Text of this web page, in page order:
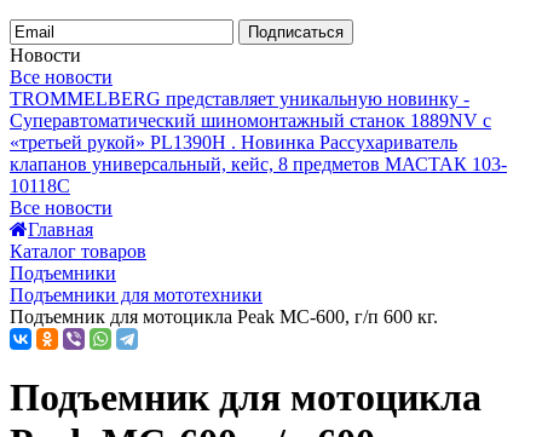
Подписаться
Новости
Все новости
TROMMELBERG представляет уникальную новинку -
Суперавтоматический шиномонтажный станок 1889NV с
«третьей рукой» PL1390H . Новинка Рассухариватель
клапанов универсальный, кейс, 8 предметов МАСТАК 103-
10118C
Все новости
Главная
Каталог товаров
Подъемники
Подъемники для мототехники
Подъемник для мотоцикла Peak MC-600, г/п 600 кг.
Подъемник для мотоцикла